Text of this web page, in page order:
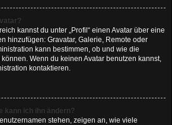
kannst du unter „Profil“ einen Avatar über eine
hinzufügen: Gravatar, Galerie, Remote oder
kann bestimmen, ob und wie die
Wenn du keinen Avatar benutzen kannst,
kontaktieren.
kann ich ihn ändern?
stehen, zeigen an, wie viele